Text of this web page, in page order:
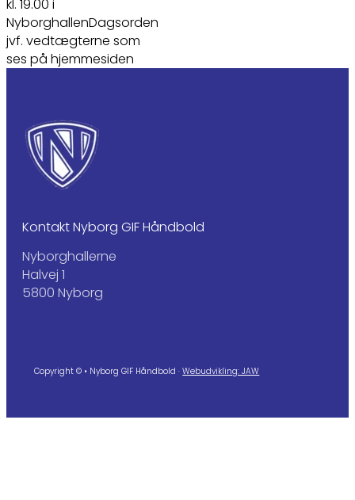
kl. 19.00 i
NyborghallenDagsorden
jvf. vedtægterne som
ses på hjemmesiden
Kontakt Nyborg GIF Håndbold
Nyborghallerne
Halvej 1
5800 Nyborg
Copyright © • Nyborg GIF Håndbold ·Webudvikling: JAW